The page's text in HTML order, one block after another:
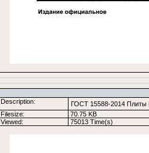
Description:
ГОСТ 15588-2014 Плиты
Filesize:
70.75 KB
Viewed:
75013 Time(s)